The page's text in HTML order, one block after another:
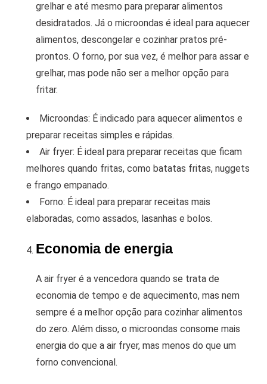
grelhar e até mesmo para preparar alimentos
desidratados. Já o microondas é ideal para aquecer
alimentos, descongelar e cozinhar pratos pré-
prontos. O forno, por sua vez, é melhor para assar e
grelhar, mas pode não ser a melhor opção para
fritar.
Microondas: É indicado para aquecer alimentos e
preparar receitas simples e rápidas.
Air fryer: É ideal para preparar receitas que ficam
melhores quando fritas, como batatas fritas, nuggets
e frango empanado.
Forno: É ideal para preparar receitas mais
elaboradas, como assados, lasanhas e bolos.
Economia de energia
A air fryer é a vencedora quando se trata de
economia de tempo e de aquecimento, mas nem
sempre é a melhor opção para cozinhar alimentos
do zero. Além disso, o microondas consome mais
energia do que a air fryer, mas menos do que um
forno convencional.